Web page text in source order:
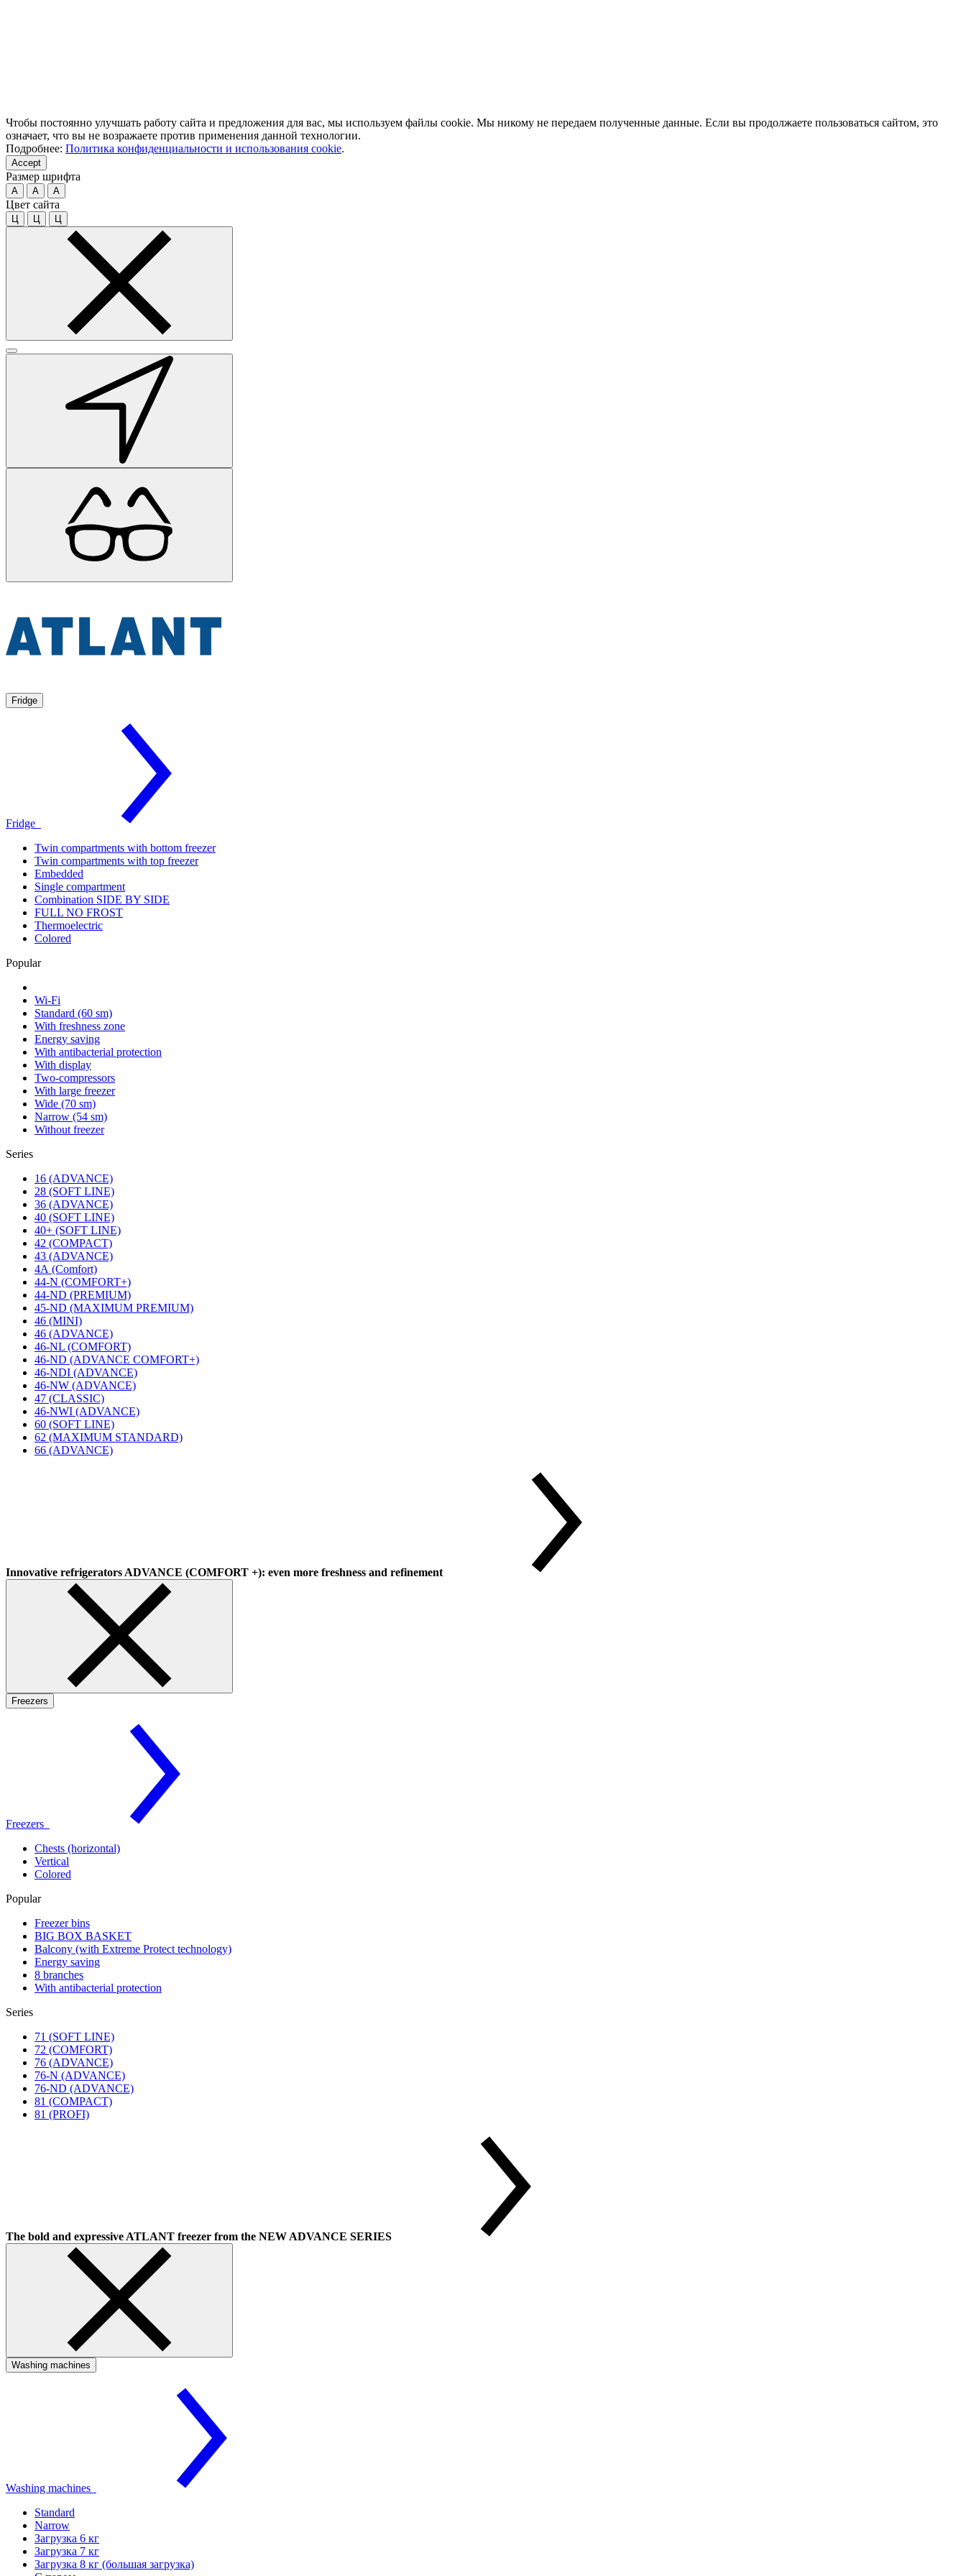
Чтобы постоянно улучшать работу сайта и предложения для вас, мы используем файлы cookie. Мы никому не передаем полученные данные. Если вы продолжаете пользоваться сайтом, это
означает, что вы не возражаете против применения данной технологии.
Подробнее: Политика конфиденциальности и использования cookie.
Accept
Размер шрифта
A A A
Цвет сайта
Ц Ц Ц
Fridge
Fridge
Twin compartments with bottom freezer
Twin compartments with top freezer
Embedded
Single compartment
Combination SIDE BY SIDE
FULL NO FROST
Thermoelectric
Colored
Popular
Wi-Fi
Standard (60 sm)
With freshness zone
Energy saving
With antibacterial protection
With display
Two-compressors
With large freezer
Wide (70 sm)
Narrow (54 sm)
Without freezer
Series
16 (ADVANCE)
28 (SOFT LINE)
36 (ADVANCE)
40 (SOFT LINE)
40+ (SOFT LINE)
42 (COMPACT)
43 (ADVANCE)
4А (Comfort)
44-N (COMFORT+)
44-ND (PREMIUM)
45-ND (MAXIMUM PREMIUM)
46 (MINI)
46 (ADVANCE)
46-NL (COMFORT)
46-ND (ADVANCE COMFORT+)
46-NDI (ADVANCE)
46-NW (ADVANCE)
47 (CLASSIC)
46-NWI (ADVANCE)
60 (SOFT LINE)
62 (MAXIMUM STANDARD)
66 (ADVANCE)
Innovative refrigerators ADVANCE (COMFORT +): even more freshness and refinement
Freezers
Freezers
Chests (horizontal)
Vertical
Colored
Popular
Freezer bins
BIG BOX BASKET
Balcony (with Extreme Protect technology)
Energy saving
8 branches
With antibacterial protection
Series
71 (SOFT LINE)
72 (COMFORT)
76 (ADVANCE)
76-N (ADVANCE)
76-ND (ADVANCE)
81 (COMPACT)
81 (PROFI)
The bold and expressive ATLANT freezer from the NEW ADVANCE SERIES
Washing machines
Washing machines
Standard
Narrow
Загрузка 6 кг
Загрузка 7 кг
Загрузка 8 кг (большая загрузка)